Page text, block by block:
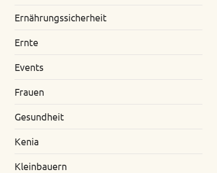
Ernährungssicherheit
Ernte
Events
Frauen
Gesundheit
Kenia
Kleinbauern